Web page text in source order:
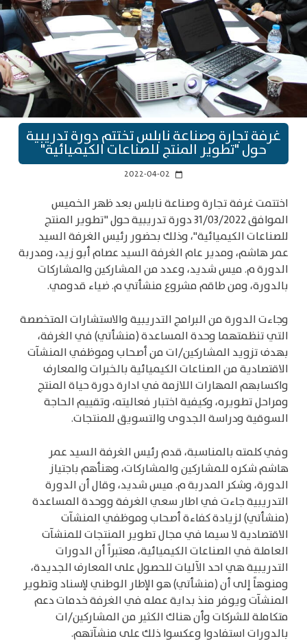
غرفة تجارة وصناعة نابلس تختتم دورة تدريبية
حول "تطوير المنتج للصناعات الكيميائية"
calendar_today
2022-04-02
اختتمت غرفة تجارة وصناعة نابلس بعد ظهر الخميس
الموافق 31/03/2022 دورة تدريبية حول "تطوير المنتج
للصناعات الكيميائية"، وذلك بحضور رئيس الغرفة السيد
عمر هاشم، ومدير عام الغرفة السيد عصام أبو زيد، ومدربة
الدورة م. ميس شديد، وعدد من المشاركين والمشاركات
بالدورة، ومن طاقم مشروع منشأتي م. ضياء قدومي.
وجاءت الدورة من البرامج التدريبية والاستشارات المتخصصة
التي تنظمتهما وحدة المساعدة (منشأتي) في الغرفة،
بهدف تزويد المشاركين/ات من أصحاب وموظفي المنشآت
الاقتصادية من الصناعات الكيميائية بالخبرات والمعارف
واكسابهم المهارات اللازمة في ادارة دورة حياة المنتج
ومراحل تطويره، وكيفية اختبار فعاليته، وتقييم الحاجة
السوقية ودراسة الجدوى والتسويق للمنتجات.
وفي كلمته بالمناسبة، قدم رئيس الغرفة السيد عمر
هاشم شكره للمشاركين والمشاركات، وهنأهم باجتياز
الدورة، وشكر المدربة م. ميس شديد، وقال أن الدورة
التدريبية جاءت في اطار سعي الغرفة ووحدة المساعدة
(منشأتي) لزيادة كفاءة أصحاب وموظفي المنشآت
الاقتصادية لا سيما في مجال تطوير المنتجات للمنشآت
العاملة في الصناعات الكيميائية، معتبراً أن الدورات
التدريبية هي احد الآليات للحصول على المعارف الجديدة،
ومنوهاً إلى أن (منشأتي) هو الإطار الوطني لإسناد وتطوير
المنشآت ويوفر منذ بداية عمله في الغرفة خدمات دعم
متكاملة للشركات وأن هناك الكثير من المشاركين/ات
بالدورات استفادوا وعكسوا ذلك على منشآتهم.